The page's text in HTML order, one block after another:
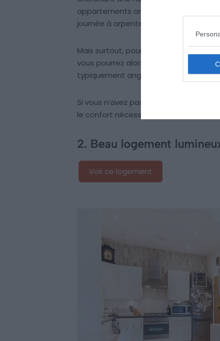
appartements anglais, et offre une
journée à arpenter les rues de la
Mais surtout, pour les matinées lors
vous pourrez alors profiter d’un toit
typiquement anglais (ou le franciser,
Si vous n’avez pas cette chance, pas
le confort nécessaire pour réchauffer
2. Beau logement
Voir ce logement